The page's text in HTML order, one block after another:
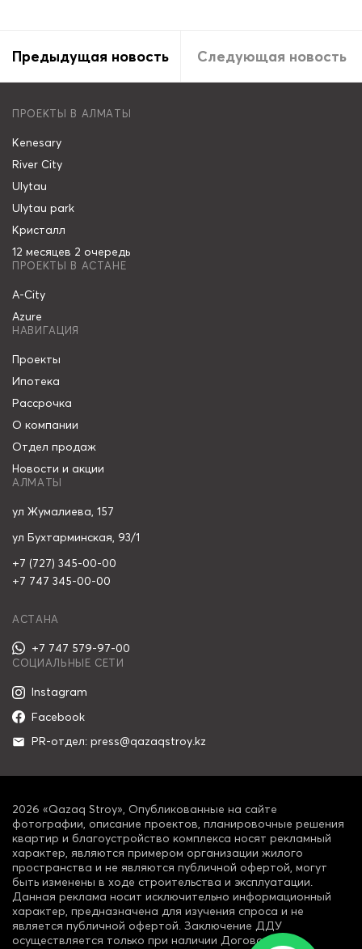
Предыдущая новость Следующая новость
ПРОЕКТЫ В АЛМАТЫ
Kenesary
River City
Ulytau
Ulytau park
Кристалл
12 месяцев 2 очередь
ПРОЕКТЫ В АСТАНЕ
A-City
Azure
НАВИГАЦИЯ
Проекты
Ипотека
Рассрочка
О компании
Отдел продаж
Новости и акции
АЛМАТЫ
ул Жумалиева, 157
ул Бухтарминская, 93/1
+7 (727) 345-00-00
+7 747 345-00-00
АСТАНА
+7 747 579-97-00
СОЦИАЛЬНЫЕ СЕТИ
Instagram
Facebook
PR-отдел: press@qazaqstroy.kz
2026 «Qazaq Stroy», Опубликованные на сайте
фотографии, описание проектов, планировочные решения
квартир и благоустройство комплекса носят рекламный
характер, являются примером организации жилого
пространства и не являются публичной офертой, могут
быть изменены в ходе строительства и эксплуатации.
Данная реклама носит исключительно информационный
характер, предназначена для изучения спроса и не
является публичной офертой. Заключение ДДУ
осуществляется только при наличии Договора о